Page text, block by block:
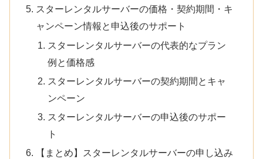
スターレンタルサーバーの価格・契約期間・キ
ャンペーン情報と申込後のサポート
スターレンタルサーバーの代表的なプラン
例と価格感
スターレンタルサーバーの契約期間とキャ
ンペーン
スターレンタルサーバーの申込後のサポー
ト
【まとめ】スターレンタルサーバーの申し込み